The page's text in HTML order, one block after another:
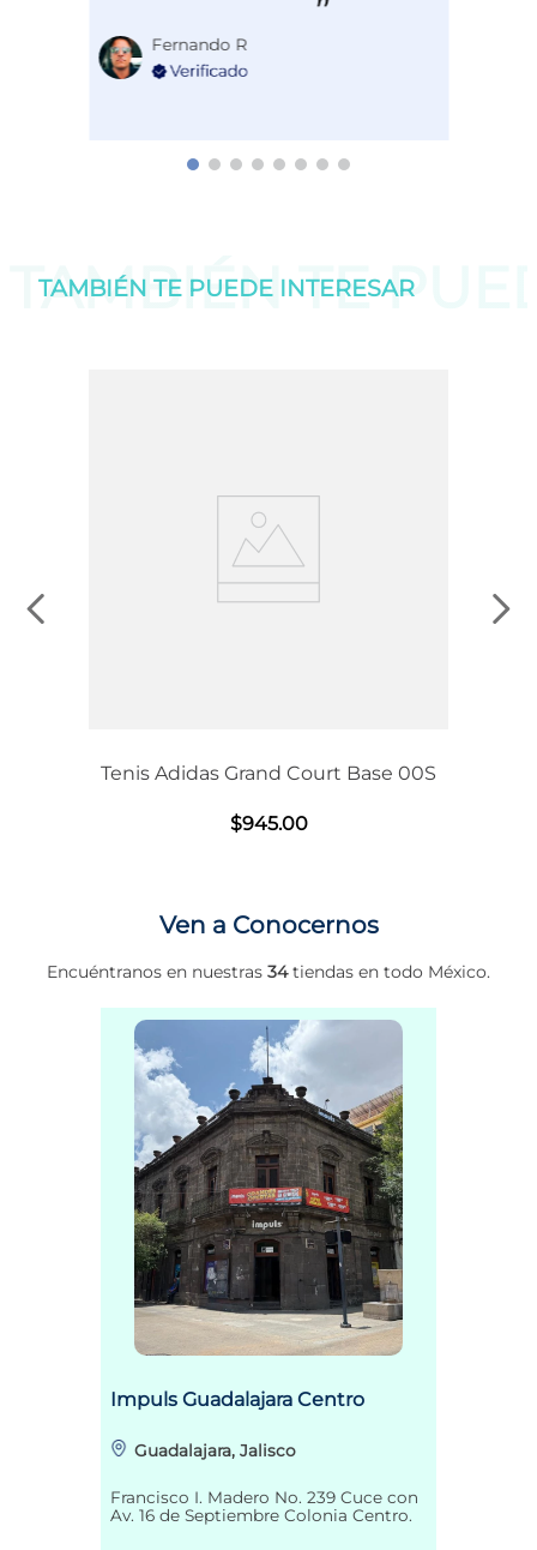
Fernando R
TAMBIÉN TE
TAMBIÉN TE PUEDE INTERESAR
Tenis Adidas Grand Court Base 00S
$945.00
Ven a Conocernos
Encuéntranos en nuestras 34tiendas en todo México.
Impuls Guadalajara Centro
Guadalajara, Jalisco
Francisco I. Madero No. 239 Cuce con
Av. 16 de Septiembre Colonia Centro.